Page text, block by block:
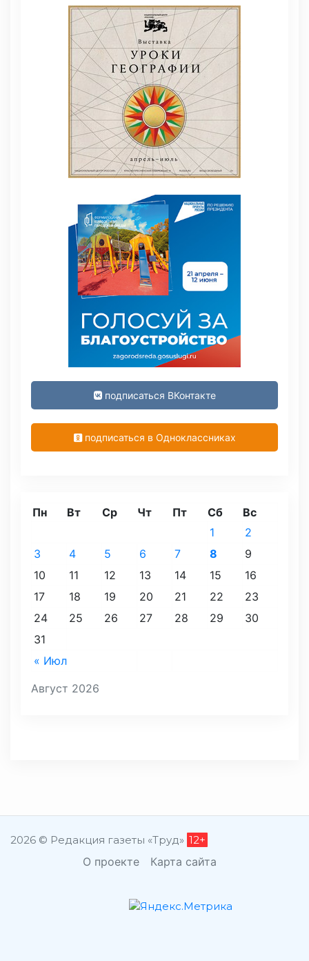
подписаться ВКонтакте
подписаться в Одноклассниках
Август 2026
Пн Вт Ср Чт Пт Сб Вс
« Июл
1
2
3
4 5 6 7 8
9
10
11 12 13 14 15
16
17
18 19 20 21 22
23
24
25 26 27 28 29
30
31
2026 © Редакция газеты «Труд» 12+
О проекте Карта сайта